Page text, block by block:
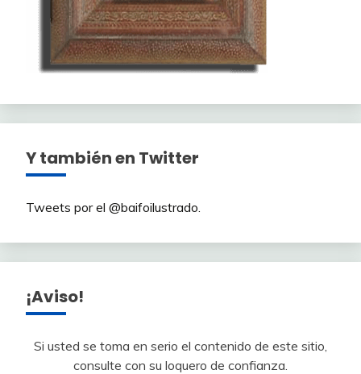
Y también en Twitter
Tweets por el @baifoilustrado.
¡Aviso!
Si usted se toma en serio el contenido de este sitio,
consulte con su loquero de confianza.